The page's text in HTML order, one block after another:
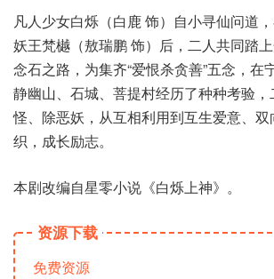
凡人少女白烁（白鹿 饰）自小寻仙问道
妖王梵樾（敖瑞鹏 饰）后，二人共同踏
念石之路，为集齐“爱恨杀贪善”五念，在
静幽山、石城、菩提村经历了种种考验
怪、除恶妖，从互相利用到互生爱意、
织，成长励志。
本剧改编自星零小说《白烁上神》。
资源下载
免费资源